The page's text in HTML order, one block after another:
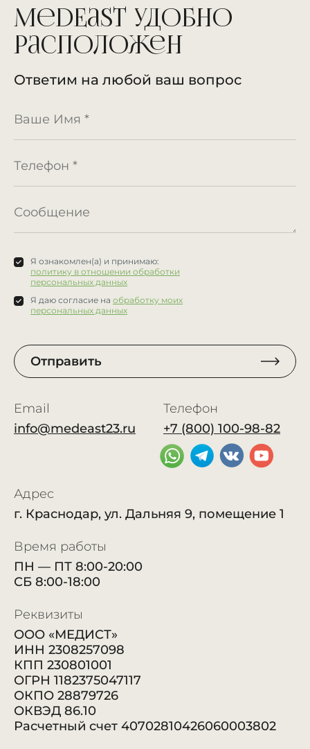
MedEast удобно
расположен
Ответим на любой ваш вопрос
Я ознакомлен(а) и принимаю:
политику в отношении обработки
персональных данных
Я даю согласие на обработку моих
персональных данных
Отправить
Адрес
г. Краснодар, ул. Дальняя 9, помещение 1
Email
info@medeast23.ru
Время работы
ПН — ПТ 8:00-20:00
СБ 8:00-18:00
Телефон
+7 (800) 100-98-82
Реквизиты
ООО «МЕДИСТ»
ИНН 2308257098
КПП 230801001
ОГРН 1182375047117
ОКПО 28879726
ОКВЭД 86.10
Расчетный счет 40702810426060003802